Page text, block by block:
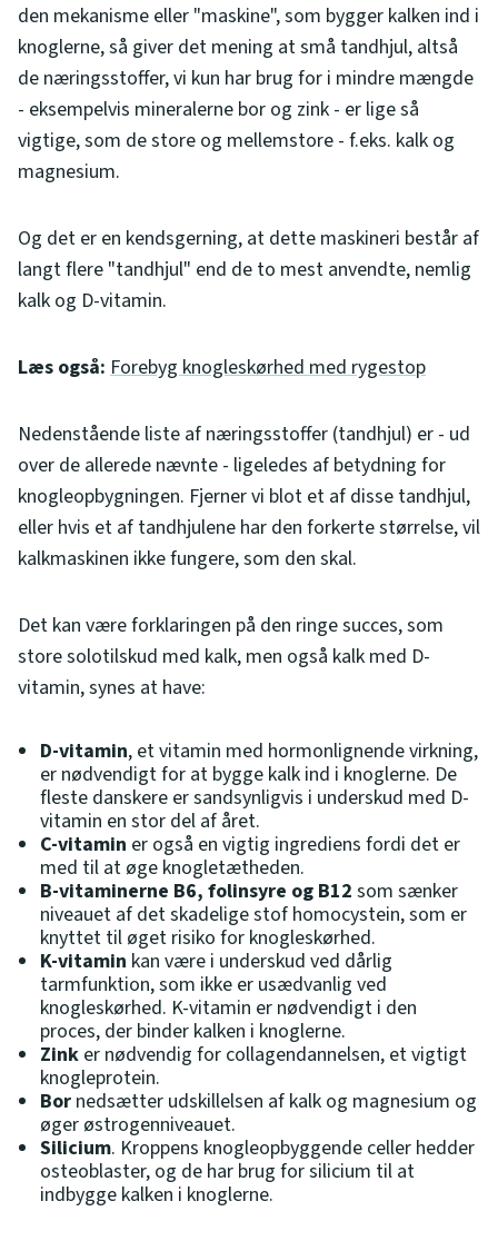
den mekanisme eller "maskine", som bygger kalken ind i
knoglerne, så giver det mening at små tandhjul, altså
de næringsstoffer, vi kun har brug for i mindre mængde
- eksempelvis mineralerne bor og zink - er lige så
vigtige, som de store og mellemstore - f.eks. kalk og
magnesium.
Og det er en kendsgerning, at dette maskineri består af
langt flere "tandhjul" end de to mest anvendte, nemlig
kalk og D-vitamin.
Læs også: Forebyg knogleskørhed med rygestop
Nedenstående liste af næringsstoffer (tandhjul) er - ud
over de allerede nævnte - ligeledes af betydning for
knogleopbygningen. Fjerner vi blot et af disse tandhjul,
eller hvis et af tandhjulene har den forkerte størrelse, vil
kalkmaskinen ikke fungere, som den skal.
Det kan være forklaringen på den ringe succes, som
store solotilskud med kalk, men også kalk med D-
vitamin, synes at have:
D-vitamin, et vitamin med hormonlignende virkning,
er nødvendigt for at bygge kalk ind i knoglerne. De
fleste danskere er sandsynligvis i underskud med D-
vitamin en stor del af året.
C-vitamin er også en vigtig ingrediens fordi det er
med til at øge knogletætheden.
B-vitaminerne B6, folinsyre og B12 som sænker
niveauet af det skadelige stof homocystein, som er
knyttet til øget risiko for knogleskørhed.
K-vitamin kan være i underskud ved dårlig
tarmfunktion, som ikke er usædvanlig ved
knogleskørhed. K-vitamin er nødvendigt i den
proces, der binder kalken i knoglerne.
Zink er nødvendig for collagendannelsen, et vigtigt
knogleprotein.
Bor nedsætter udskillelsen af kalk og magnesium og
øger østrogenniveauet.
Silicium. Kroppens knogleopbyggende celler hedder
osteoblaster, og de har brug for silicium til at
indbygge kalken i knoglerne.